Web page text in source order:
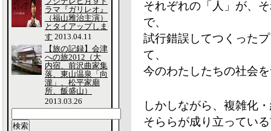
それぞれの「人」が、
で、
試行錯誤してつくった
て、
今のわたしたちの社会
しかしながら、複雑化
そららが成り立ってい
ラマ『ガリレオ』
（福山雅治主演）
とタイアップしま
す 2013.04.11
【旅の記録】会津
への旅2012（大
内宿、前沢曲家集
落、東山温泉「向
瀧」、松平家廟
所、飯盛山）
2013.03.26